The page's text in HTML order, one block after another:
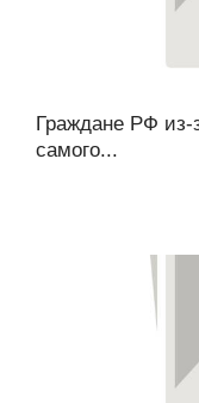
Граждане РФ из-
самого...